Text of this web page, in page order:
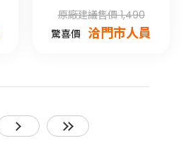
原廠建議售價 1,490
驚喜價 洽門市人員